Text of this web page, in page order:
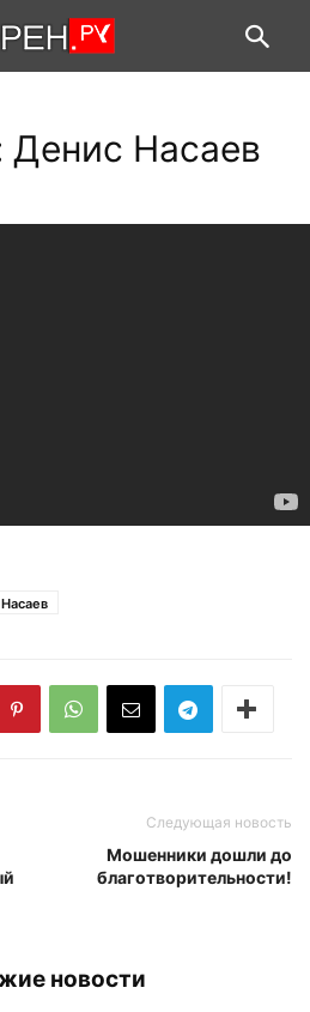
Насаев
Следующая новость
Мошенники дошли до
благотворительности!
новости